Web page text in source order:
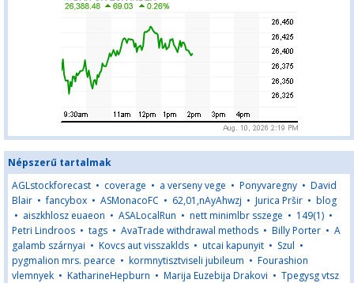
Népszerű tartalmak
AGLstockforecast • coverage • a verseny vege • Ponyvaregny • David
Blair •fancybox • ASMonacoFC • 62,01,nAyAhwzj • Jurica Pršir • blog
• aiszkhlosz euaeon • ASALocalRun • nett minimlbr sszege • 149(1) •
Petri Lindroos • tags • AvaTrade withdrawal methods • Billy Porter • A
galamb szárnyai • Kovcs aut visszaklds • utcai kapunyit • Szul •
pygmalion mrs. pearce • kormnytisztviseli jubileum • Fourashion
vlemnyek • KatharineHepburn • Marija Euzebija Drakovi • Tpegysg vtsz